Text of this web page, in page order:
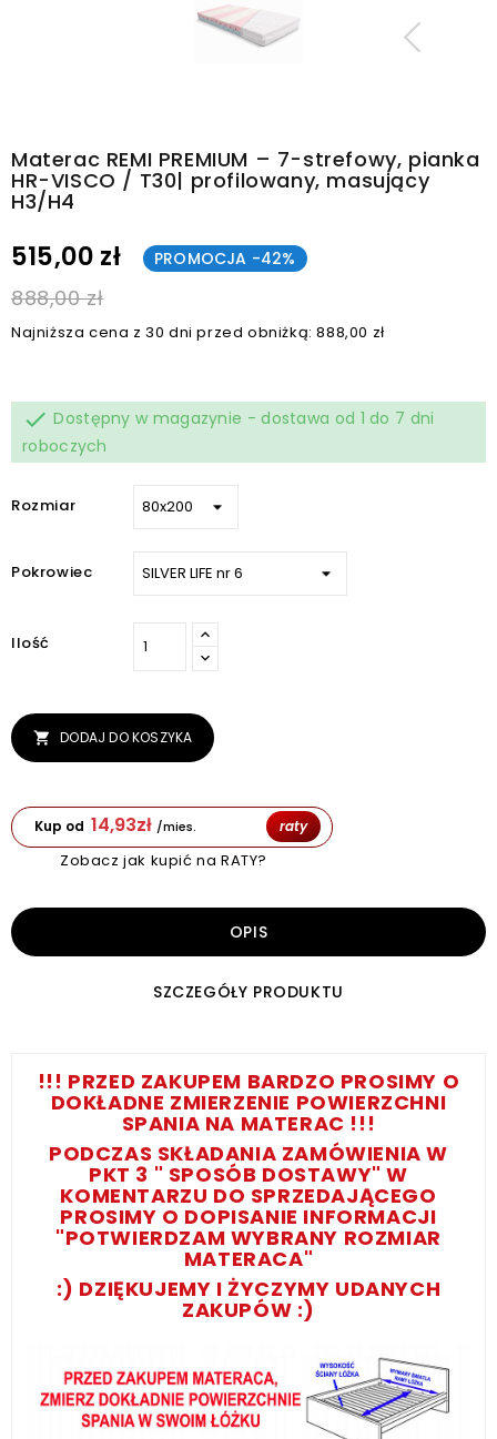
Materac REMI PREMIUM – 7-strefowy, pianka
HR-VISCO / T30| profilowany, masujący
H3/H4
515,00 zł PROMOCJA -42%
888,00 zł
Najniższa cena z 30 dni przed obniżką: 888,00 zł
 Dostępny w magazynie - dostawa od 1 do 7 dni
roboczych
Rozmiar
Pokrowiec
Ilość
 DODAJ DO KOSZYKA
Kup od 14,93zł /mies. raty
Zobacz jak kupić na RATY?
OPIS
SZCZEGÓŁY PRODUKTU
!!! PRZED ZAKUPEM BARDZO PROSIMY O
DOKŁADNE ZMIERZENIE POWIERZCHNI
SPANIA NA MATERAC !!!
PODCZAS SKŁADANIA ZAMÓWIENIA W
PKT 3 " SPOSÓB DOSTAWY" W
KOMENTARZU DO SPRZEDAJĄCEGO
PROSIMY O DOPISANIE INFORMACJI
"POTWIERDZAM WYBRANY ROZMIAR
MATERACA"
:) DZIĘKUJEMY I ŻYCZYMY UDANYCH
ZAKUPÓW :)